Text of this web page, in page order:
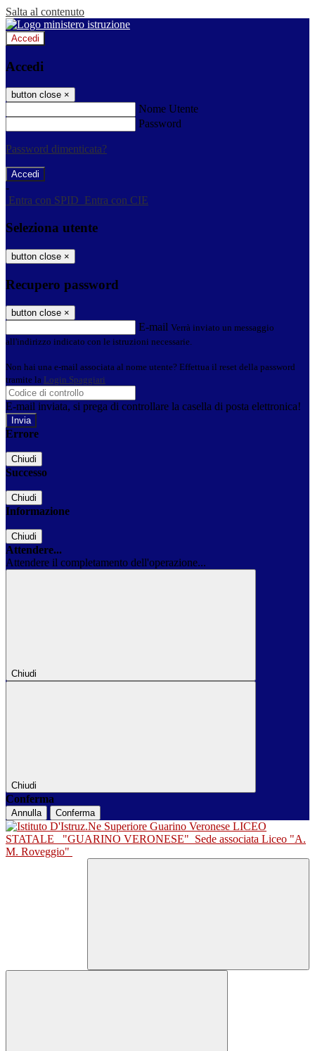
Salta al contenuto
Accedi
Accedi
button close ×
Nome Utente
Password
Password dimenticata?
-
Entra con SPID Entra con CIE
Seleziona utente
button close ×
Recupero password
button close ×
E-mail Verrà inviato un messaggio
all'indirizzo indicato con le istruzioni necessarie.
Non hai una e-mail associata al nome utente? Effettua il reset della password
tramite la Login Spaggiari
E-mail inviata, si prega di controllare la casella di posta elettronica!
Errore
Chiudi
Successo
Chiudi
Informazione
Chiudi
Attendere...
Attendere il completamento dell'operazione...
Chiudi
Chiudi
Conferma
Annulla Conferma
LICEO
STATALE
"GUARINO VERONESE" Sede associata Liceo "A.
M. Roveggio"